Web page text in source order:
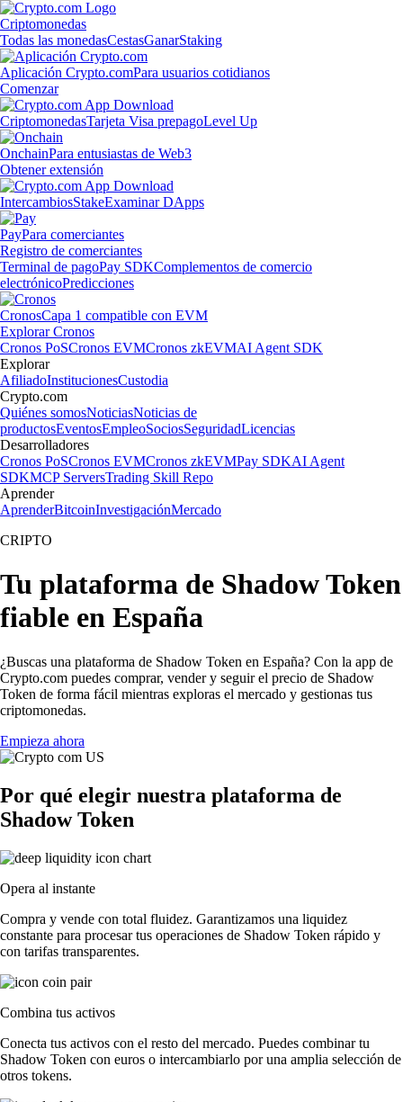
Criptomonedas
Todas las monedasCestasGanarStaking
Aplicación Crypto.comPara usuarios cotidianos
Comenzar
CriptomonedasTarjeta Visa prepagoLevel Up
OnchainPara entusiastas de Web3
Obtener extensión
IntercambiosStakeExaminar DApps
PayPara comerciantes
Registro de comerciantes
Terminal de pagoPay SDKComplementos de comercio
electrónicoPredicciones
CronosCapa 1 compatible con EVM
Explorar Cronos
Cronos PoSCronos EVMCronos zkEVMAI Agent SDK
Explorar
AfiliadoInstitucionesCustodia
Crypto.com
Quiénes somosNoticiasNoticias de
productosEventosEmpleoSociosSeguridadLicencias
Desarrolladores
Cronos PoSCronos EVMCronos zkEVMPay SDKAI Agent
SDKMCP ServersTrading Skill Repo
Aprender
AprenderBitcoinInvestigaciónMercado
CRIPTO
Tu plataforma de Shadow Token
fiable en España
¿Buscas una plataforma de Shadow Token en España? Con la app de
Crypto.com puedes comprar, vender y seguir el precio de Shadow
Token de forma fácil mientras exploras el mercado y gestionas tus
criptomonedas.
Empieza ahora
Por qué elegir nuestra plataforma de
Shadow Token
Opera al instante
Compra y vende con total fluidez. Garantizamos una liquidez
constante para procesar tus operaciones de Shadow Token rápido y
con tarifas transparentes.
Combina tus activos
Conecta tus activos con el resto del mercado. Puedes combinar tu
Shadow Token con euros o intercambiarlo por una amplia selección de
otros tokens.